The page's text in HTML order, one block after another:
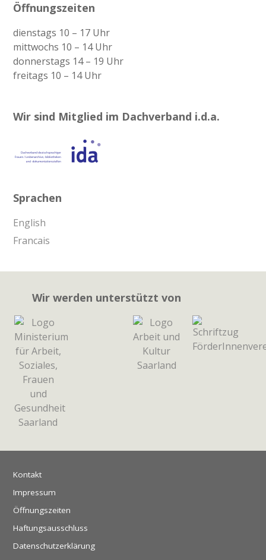
Öffnungszeiten
dienstags 10 – 17 Uhr
mittwochs 10 – 14 Uhr
donnerstags 14 – 19 Uhr
freitags 10 – 14 Uhr
Wir sind Mitglied im Dachverband i.d.a.
Sprachen
English
Francais
Wir werden unterstützt von
Kontakt
Impressum
Öffnungszeiten
Haftungsausschluss
Datenschutzerklärung